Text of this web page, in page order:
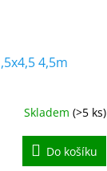
4,5m
Skladem (>5 ks)
Do košíku